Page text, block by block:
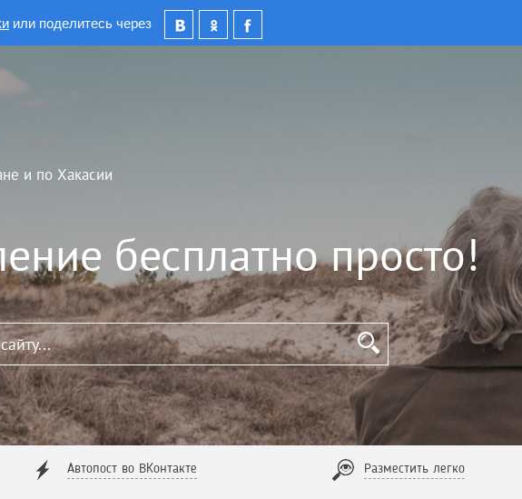
или поделитесь через
и по Хакасии
бесплатно просто!
Автопост во ВКонтакте Разместить легко